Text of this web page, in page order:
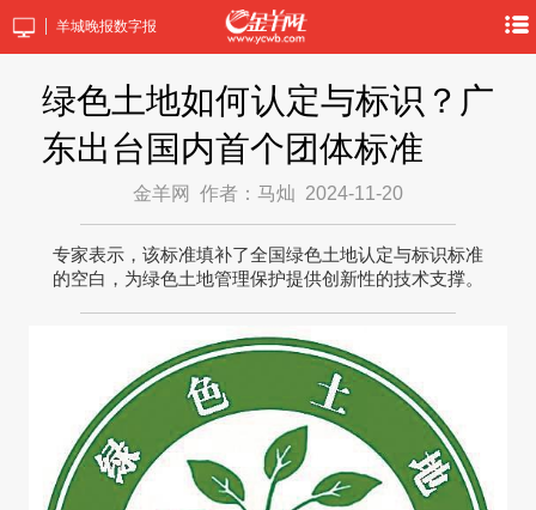
羊城晚报数字报
绿色土地如何认定与标识？广
东出台国内首个团体标准
金羊网 作者：马灿 2024-11-20
专家表示，该标准填补了全国绿色土地认定与标识标准
的空白，为绿色土地管理保护提供创新性的技术支撑。